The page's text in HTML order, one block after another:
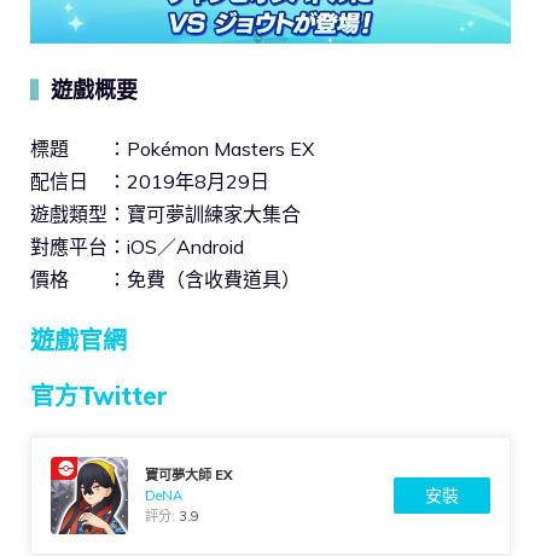
遊戲概要
標題 ：Pokémon Masters EX
配信日 ：2019年8月29日
遊戲類型：寶可夢訓練家大集合
對應平台：iOS／Android
價格 ：免費（含收費道具）
遊戲官網
官方Twitter
寶可夢大師 EX
DeNA
評分: 3.9
安裝